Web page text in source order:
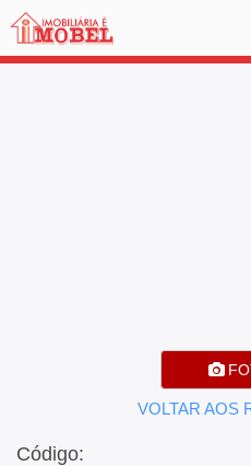
VOLTAR AOS
Código: